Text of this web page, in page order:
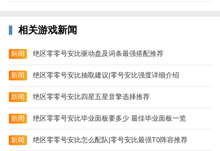
游戏特色
相关游戏新闻
新闻 绝区零零号安比驱动盘及词条最强搭配推荐
新闻 绝区零零号安比抽取建议|零号安比强度详细介绍
新闻 绝区零零号安比四星五星音擎选择推荐
新闻 绝区零零号安比毕业面板要多少 最佳毕业面板一览
新闻 绝区零零号安比怎么配队|零号安比最强T0阵容推荐